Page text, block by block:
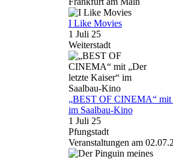
I Like Movies
1 Juli 25
Weiterstadt
„BEST OF CINEMA“ mit
im Saalbau-Kino
1 Juli 25
Pfungstadt
Veranstaltungen am